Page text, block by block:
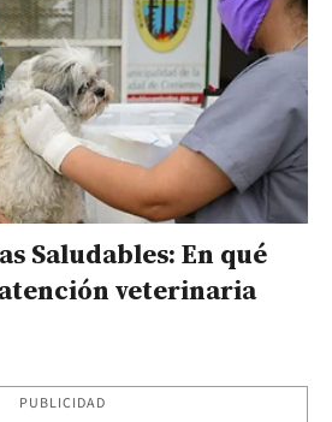
Saludables: En qué
veterinaria
PUBLICIDAD